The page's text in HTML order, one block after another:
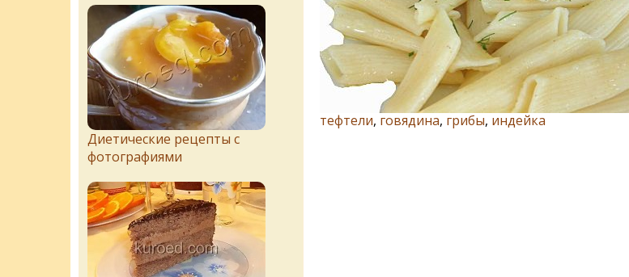
тефтели, говядина, грибы, индейка
Диетические рецепты с
фотографиями